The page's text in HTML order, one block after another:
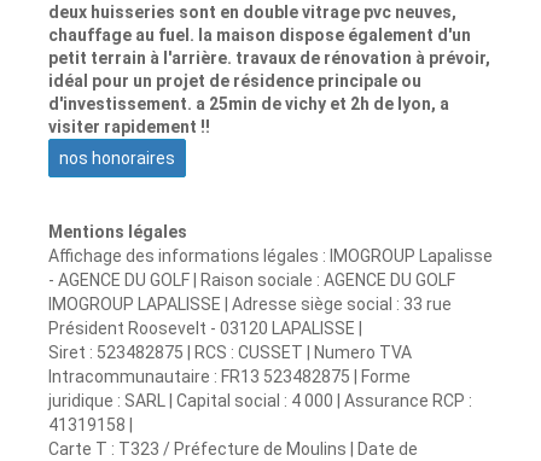
deux huisseries sont en double vitrage pvc neuves,
chauffage au fuel. la maison dispose également d'un
petit terrain à l'arrière. travaux de rénovation à prévoir,
idéal pour un projet de résidence principale ou
d'investissement. a 25min de vichy et 2h de lyon, a
visiter rapidement !!
nos honoraires
Mentions légales
Affichage des informations légales : IMOGROUP Lapalisse
- AGENCE DU GOLF | Raison sociale : AGENCE DU GOLF
IMOGROUP LAPALISSE | Adresse siège social : 33 rue
Président Roosevelt - 03120 LAPALISSE |
Siret : 523482875 | RCS : CUSSET | Numero TVA
Intracommunautaire : FR13 523482875 | Forme
juridique : SARL | Capital social : 4 000 | Assurance RCP :
41319158 |
Carte T : T323 / Préfecture de Moulins | Date de